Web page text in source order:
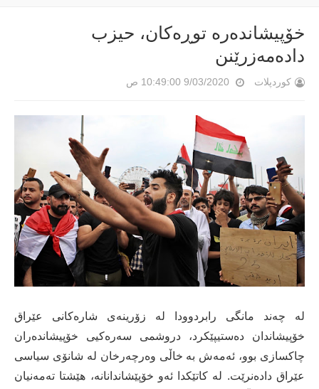
خۆپیشاندەرە توڕەكان، حیزب
دادەمەزرێنن
کوردپلات 9/03/2020 10:49:00 ص
لە چەند مانگی رابردوودا لە زۆرینەی شارەکانی عێراق
خۆپیشاندان دەستیپێکرد، دروشمی سەرەکیی خۆپیشاندەران
چاکسازی بوو، ئەمەش بە خاڵی وەرچەرخان لە شانۆی سیاسی
عێراق دادەنرێت. لە کاتێکدا ئەو خۆپێشاندانانە، هێشتا تەمەنیان